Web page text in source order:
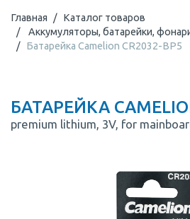
Главная
Каталог товаров
Аккумуляторы, батарейки,
Батарейка Camelion CR2032-BP5
БАТАРЕЙКА
premium lithium, 3V, for